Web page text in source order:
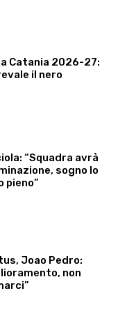
Catania 2026-27:
il nero
“Squadra avrà
sogno lo
pieno”
Joao Pedro:
non